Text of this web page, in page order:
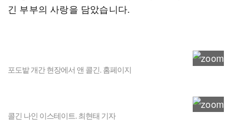
긴 부부의 사랑을 담았습니다.
포도밭 개간 현장에서 앤 콜긴. 홈페이지
콜긴 나인 이스테이트. 최현태 기자